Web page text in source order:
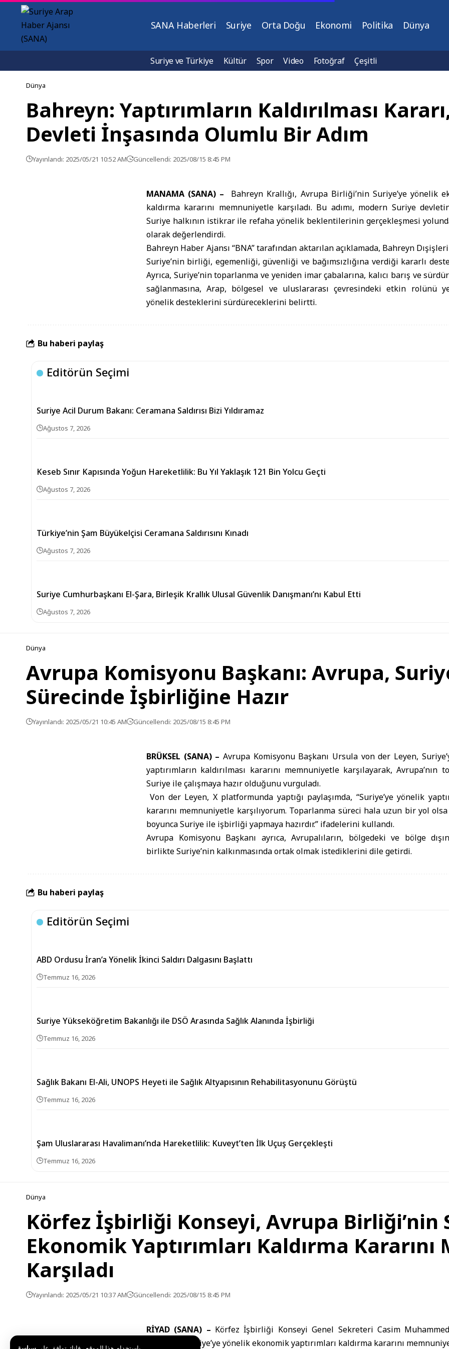
SANA Haberleri Suriye Orta Doğu Ekonomi Politika Dünya
Suriye ve Türkiye Kültür Spor Video Fotoğraf Çeşitli
Dünya
Bahreyn: Yaptırımların Kaldırılması
Devleti İnşasında Olumlu Bir Adım
Yayınlandı: 2025/05/21 10:52 AM Güncellendi: 2025/08/15 8:45 PM
MANAMA (SANA) – Bahreyn Krallığı, Avrupa Birliği’nin Suriye’ye yönelik
kaldırma kararını memnuniyetle karşıladı. Bu adımı, modern Suriye
Suriye halkının istikrar ile refaha yönelik beklentilerinin gerçekleşmesi
olarak değerlendirdi.
Bahreyn Haber Ajansı “BNA” tarafından aktarılan açıklamada, Bahreyn
Suriye’nin birliği, egemenliği, güvenliği ve bağımsızlığına verdiği kararlı
Ayrıca, Suriye’nin toparlanma ve yeniden imar çabalarına, kalıcı barış ve
sağlanmasına, Arap, bölgesel ve uluslararası çevresindeki etkin rolünü
yönelik desteklerini sürdüreceklerini belirtti.
Bu haberi paylaş
Editörün Seçimi
Suriye Acil Durum Bakanı: Ceramana Saldırısı Bizi Yıldıramaz
Ağustos 7, 2026
Keseb Sınır Kapısında Yoğun Hareketlilik: Bu Yıl Yaklaşık 121 Bin Yolcu Geçti
Ağustos 7, 2026
Türkiye’nin Şam Büyükelçisi Ceramana Saldırısını Kınadı
Ağustos 7, 2026
Suriye Cumhurbaşkanı El-Şara, Birleşik Krallık Ulusal Güvenlik Danışmanı’nı Kabul Etti
Ağustos 7, 2026
Dünya
Avrupa Komisyonu Başkanı: Avrupa,
Sürecinde İşbirliğine Hazır
Yayınlandı: 2025/05/21 10:45 AM Güncellendi: 2025/08/15 8:45 PM
BRÜKSEL (SANA) – Avrupa Komisyonu Başkanı Ursula von der Leyen,
yaptırımların kaldırılması kararını memnuniyetle karşılayarak, Avrupa’nın
Suriye ile çalışmaya hazır olduğunu vurguladı.
Von der Leyen, X platformunda yaptığı paylaşımda, “Suriye’ye yönelik
kararını memnuniyetle karşılıyorum. Toparlanma süreci hala uzun bir yol
boyunca Suriye ile işbirliği yapmaya hazırdır.” ifadelerini kullandı.
Avrupa Komisyonu Başkanı ayrıca, Avrupalıların, bölgedeki ve bölge
birlikte Suriye’nin kalkınmasında ortak olmak istediklerini dile getirdi.
Bu haberi paylaş
Editörün Seçimi
ABD Ordusu İran’a Yönelik İkinci Saldırı Dalgasını Başlattı
Temmuz 16, 2026
Suriye Yükseköğretim Bakanlığı ile DSÖ Arasında Sağlık Alanında İşbirliği
Temmuz 16, 2026
Sağlık Bakanı El-Ali, UNOPS Heyeti ile Sağlık Altyapısının Rehabilitasyonunu Görüştü
Temmuz 16, 2026
Şam Uluslararası Havalimanı’nda Hareketlilik: Kuveyt’ten İlk Uçuş Gerçekleşti
Temmuz 16, 2026
Dünya
Körfez İşbirliği Konseyi, Avrupa Birliği’nin
Ekonomik Yaptırımları Kaldırma
Karşıladı
Yayınlandı: 2025/05/21 10:37 AM Güncellendi: 2025/08/15 8:45 PM
RİYAD (SANA) – Körfez İşbirliği Konseyi Genel Sekreteri Casim
Birliği’nin Suriye’ye yönelik ekonomik yaptırımları kaldırma kararını